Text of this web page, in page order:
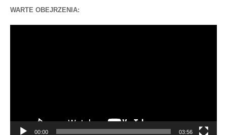
WARTE OBEJRZENIA:
00:00 03:56